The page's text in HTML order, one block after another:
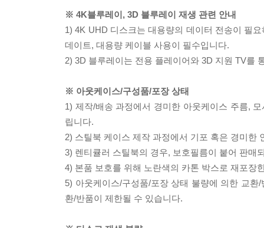
※ 4K블루레이, 3D 블루레이 재생 관련 안내
1) 4K UHD 디스크는 대용량의 데이터 전송이 필
데이트, 대용량 케이블 사용이 필수입니다.
2) 3D 블루레이는 전용 플레이어와 3D 지원 TV를
※ 아웃케이스/구성품/포장 상태
1) 제작/배송 과정에서 경미한 아웃케이스 주름,
립니다.
2) 스틸북 케이스 제작 과정에서 기포 혹은 경미한
3) 렌티큘러 스틸북의 경우, 보호필름이 붙어 판매
4) 본품 보호를 위해 노란색의 카톤 박스로 재포장
5) 아웃케이스/구성품/포장 상태 불량에 의한 교
환/반품이 제한될 수 있습니다.